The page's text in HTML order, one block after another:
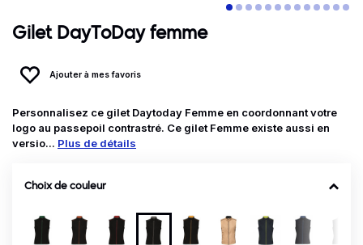
Gilet DayToDay femme
Ajouter à mes favoris
Personnalisez ce gilet Daytoday Femme en coordonnant votre
logo au passepoil contrastré. Ce gilet Femme existe aussi en
versio... Plus de détails
Choix de couleur